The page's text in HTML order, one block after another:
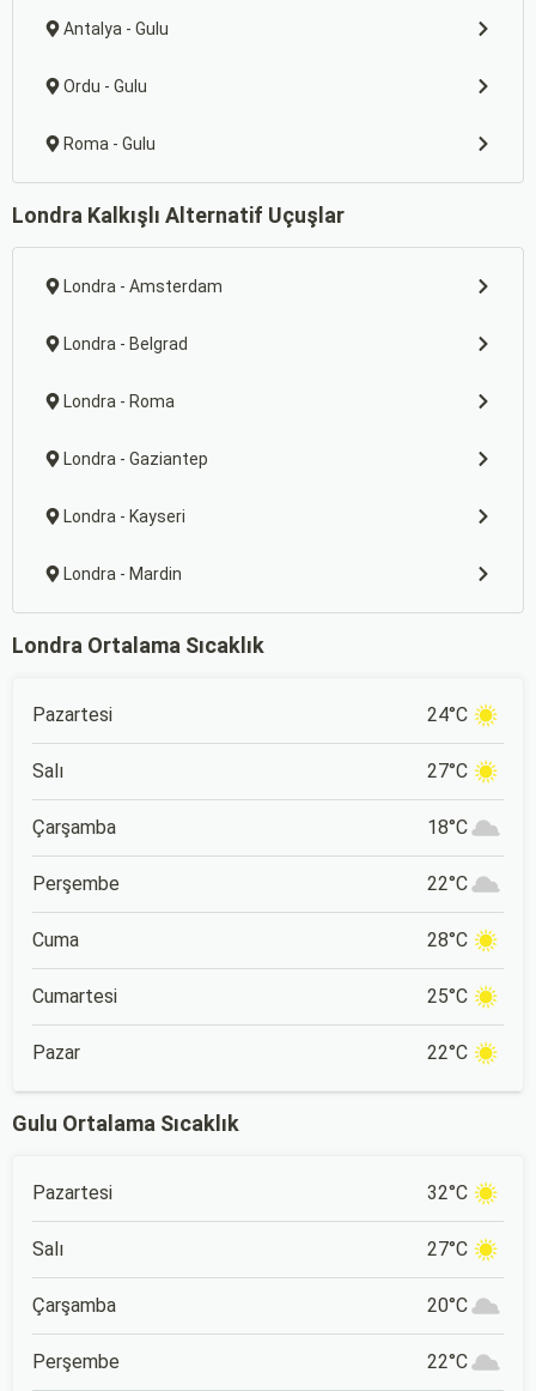
Antalya - Gulu
Ordu - Gulu
Roma - Gulu
Londra Kalkışlı Alternatif Uçuşlar
Londra - Amsterdam
Londra - Belgrad
Londra - Roma
Londra - Gaziantep
Londra - Kayseri
Londra - Mardin
Londra Ortalama Sıcaklık
Pazartesi 24°C
Salı 27°C
Çarşamba 18°C
Perşembe 22°C
Cuma 28°C
Cumartesi 25°C
Pazar 22°C
Gulu Ortalama Sıcaklık
Pazartesi 32°C
Salı 27°C
Çarşamba 20°C
Perşembe 22°C